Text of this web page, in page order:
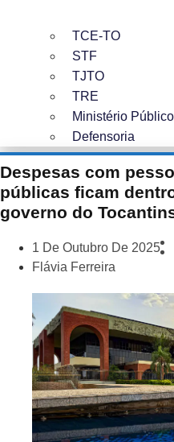
TCE-TO
STF
TJTO
TRE
Ministério Público
Defensoria
Despesas com
públicas ficam
governo do
1 De Outubro De 2025
Flávia Ferreira